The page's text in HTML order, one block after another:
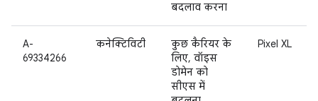
बदलाव करना
A-
69334266
कनेक्टिविटी
कुछ कैरियर के
लिए, वॉइस
डोमेन को
सीएस में
Pixel XL